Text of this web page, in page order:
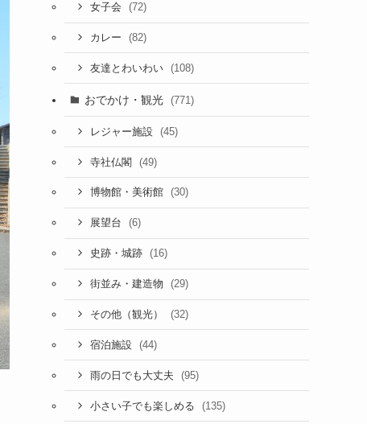
女子会 (72)
カレー (82)
友達とわいわい (108)
おでかけ・観光 (771)
レジャー施設 (45)
寺社仏閣 (49)
博物館・美術館 (30)
展望台 (6)
史跡・城跡 (16)
街並み・建造物 (29)
その他（観光） (32)
宿泊施設 (44)
雨の日でも大丈夫 (95)
小さい子でも楽しめる (135)